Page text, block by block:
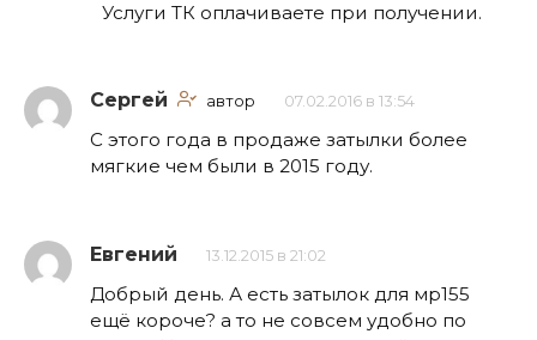
Услуги ТК оплачиваете при получении.
Сергей автор 07.02.2016 в 13:54
С этого года в продаже затылки более
мягкие чем были в 2015 году.
Евгений 13.12.2015 в 21:02
Добрый день. А есть затылок для мр155
ещё короче? а то не совсем удобно по